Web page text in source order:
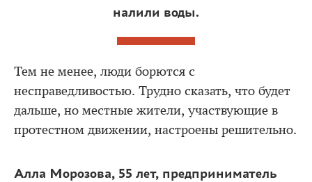
налили воды.
Тем не менее, люди борются с
несправедливостью. Трудно сказать, что будет
дальше, но местные жители, участвующие в
протестном движении, настроены решительно.
Алла Морозова, 55 лет, предприниматель